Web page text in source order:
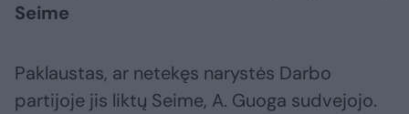
Seime
Paklaustas, ar netekęs narystės Darbo
partijoje jis liktų Seime, A. Guoga sudvejojo.